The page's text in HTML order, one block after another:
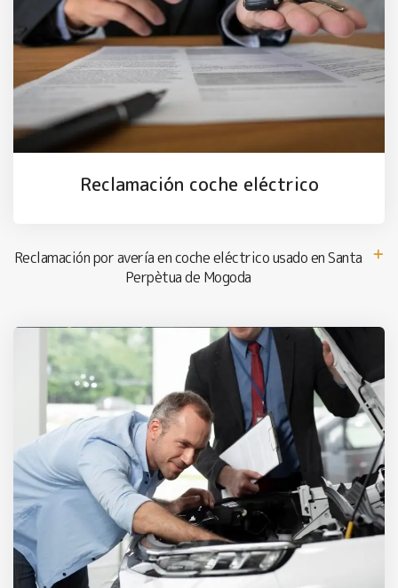
Reclamación coche eléctrico
Reclamación por avería en coche eléctrico usado en Santa
Perpètua de Mogoda